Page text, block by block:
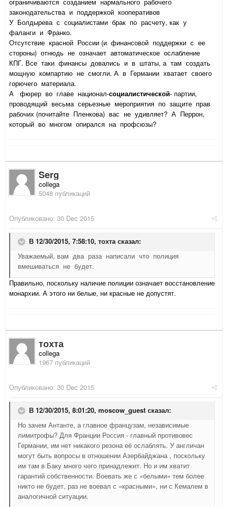
законодательства и поддержкой кооперативов
У Болдырева с социалистами брак по расчету, как у
фаланги и Франко.
Отсутствие красной России (и финансовой поддержки с ее
стороны) отнюдь не означает автоматическое ослабление
КПГ. Все таки финансы довались и в штаты, а там создать
мощную компартию не смогли. А в Германии хватает своего
горючего материала.
А фюрер во главе национал-социалистической- партии,
проводящий весьма серьезные мероприятия по защите прав
рабочих (почитайте Пленкова) вас не удивляет? А Перрон,
который во многом опирался на профсюзы?
Serg
collega
5048 публикаций
Опубликовано: 30 Dec 2015
В 12/30/2015, 7:58:10, тохтасказал:
Уважаемый, вам два раза написали что полиция
вмешиваться не будет.
Правильно, поскольку наличие полиции означает восстановление
монархии. А этого ни белые, ни красные не допустят.
тохта
collega
1967 публикаций
Опубликовано: 30 Dec 2015
В 12/30/2015, 8:01:20, moscow_guest сказал:
Но зачем Антанте, а главное французам, независимые
лимитрофы? Для Франции Россия - главный противовес
Германии, им нет никакого резона её ослаблять. У англичан
могут быть вопросы в отношении Азербайджана , поскольку
им там в Баку много чего принадлежит. Но и им хватит
гарантий собственности. Воевать же с «белыми» тем более
никто не будет, раз не воевал с «красными», ни с Кемалем в
аналогичной ситуации.